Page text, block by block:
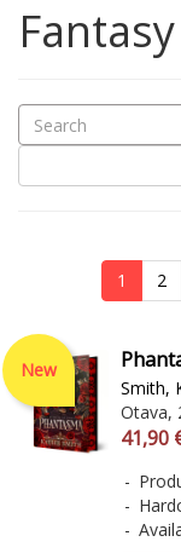
Fantasy
1 2
New
Smith,
Otava,
41,90